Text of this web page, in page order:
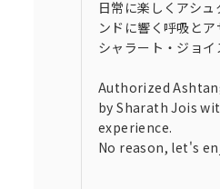
日常に楽しくアシ
ンドに響く呼吸とア
シャラート・ジョイ
Authorized
by Sharath Jois
experience.
No reason, let's